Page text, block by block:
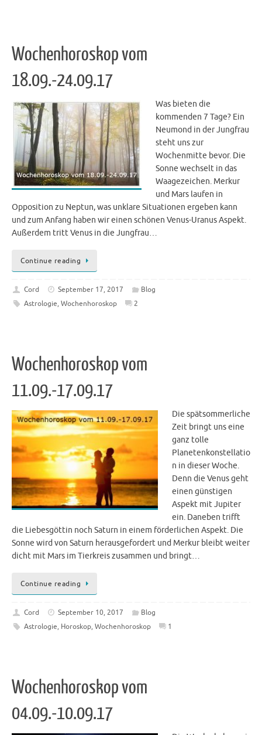
Wochenhoroskop vom
18.09.-24.09.17
Was bieten die
kommenden 7 Tage? Ein
Neumond in der Jungfrau
steht uns zur
Wochenmitte bevor. Die
Sonne wechselt in das
Waagezeichen. Merkur
und Mars laufen in
Opposition zu Neptun, was unklare Situationen ergeben kann
und zum Anfang haben wir einen schönen Venus-Uranus Aspekt.
Außerdem tritt Venus in die Jungfrau…
Continue reading
Cord September 17, 2017
Blog
Astrologie, Wochenhoroskop 2
Wochenhoroskop vom
11.09.-17.09.17
Die spätsommerliche
Zeit bringt uns eine
ganz tolle
Planetenkonstellatio
n in dieser Woche.
Denn die Venus geht
einen günstigen
Aspekt mit Jupiter
ein. Daneben trifft
die Liebesgöttin noch Saturn in einem förderlichen Aspekt. Die
Sonne wird von Saturn herausgefordert und Merkur bleibt weiter
dicht mit Mars im Tierkreis zusammen und bringt…
Continue reading
Cord September 10, 2017
Blog
Astrologie, Horoskop, Wochenhoroskop 1
Wochenhoroskop vom
04.09.-10.09.17